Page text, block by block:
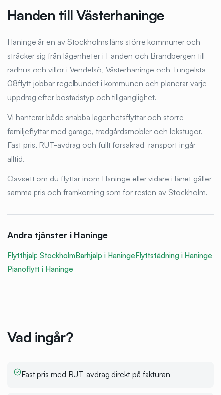
Handen till Västerhaninge
Haninge är en av Stockholms läns större kommuner och
sträcker sig från lägenheter i Handen och Brandbergen till
radhus och villor i Vendelsö, Västerhaninge och Tungelsta.
08flytt jobbar regelbundet i kommunen och planerar varje
uppdrag efter bostadstyp och tillgänglighet.
Vi hanterar både snabba lägenhetsflyttar och större
familjeflyttar med garage, trädgårdsmöbler och lekstugor.
Fast pris, RUT-avdrag och fullt försäkrad transport ingår
alltid.
Oavsett om du flyttar inom Haninge eller vidare i länet gäller
samma pris och framkörning som för resten av Stockholm.
Andra tjänster i Haninge
Flytthjälp StockholmBärhjälp i HaningeFlyttstädning i Haninge
Pianoflytt i Haninge
Vad ingår?
Fast pris med RUT-avdrag direkt på fakturan